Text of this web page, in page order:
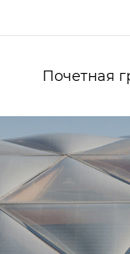
Почетная